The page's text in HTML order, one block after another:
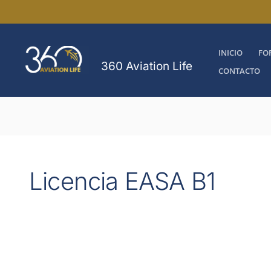
al
contenido
360 Aviation Life
INICIO
CONTACTO
Licencia EASA B1